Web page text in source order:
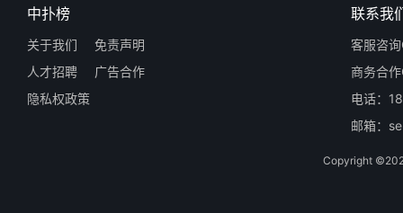
中扑榜
关于我们
免责声明
人才招聘
广告合作
隐私权政策
联系我
客服咨
商务合
电话：
邮箱：
Copyright